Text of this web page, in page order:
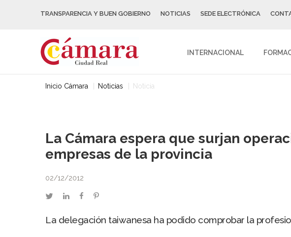
TRANSPARENCIA Y BUEN GOBIERNO NOTICIAS SEDE ELECTRÓNICA
INTERNACIONAL
Inicio Cámara Noticias Noticia
La Cámara espera que surjan
empresas de la provincia
02/12/2012
twitterlinkedinfacebookpinterest
La delegación taiwanesa ha podido comprobar la